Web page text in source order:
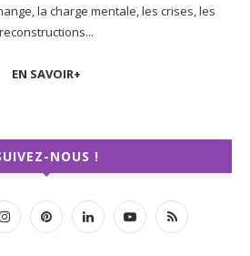
la charge mentale, les crises, les
reconstructions...
EN SAVOIR+
NOUS !